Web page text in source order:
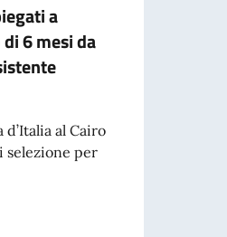
a
6 mesi da
al Cairo
selezione per